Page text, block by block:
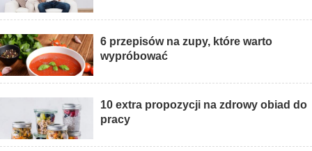
6 przepisów na zupy, które warto
wypróbować
10 extra propozycji na zdrowy obiad do
pracy